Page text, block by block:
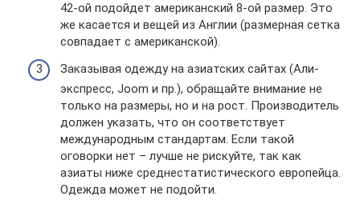
42-ой подойдет американский 8-ой размер. Это
же касается и вещей из Англии (размерная сетка
совпадает с американской).
Заказывая одежду на азиатских сайтах (Али-
экспресс, Joom и пр.), обращайте внимание не
только на размеры, но и на рост. Производитель
должен указать, что он соответствует
международным стандартам. Если такой
оговорки нет – лучше не рискуйте, так как
азиаты ниже среднестатистического европейца.
Одежда может не подойти.